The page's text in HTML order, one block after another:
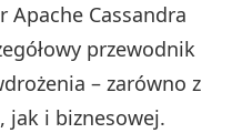
Cassandra
przewodnik
– zarówno z
jak i biznesowej.